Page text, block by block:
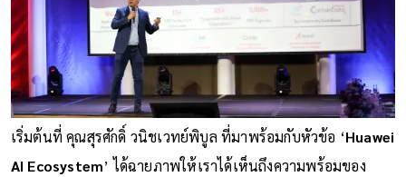
เริ่มต้นที่ คุณสุรศักดิ์ วนิชเวทย์พิบูล ที่มาพร้อมกับหัวข้อ ‘Huawei
AI Ecosystem’ ได้ฉายภาพให้เราได้เห็นถึงความพร้อมของ